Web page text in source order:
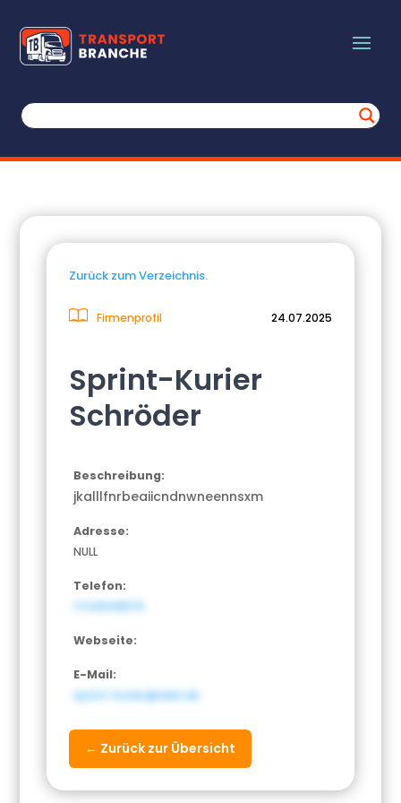
Zurück zum Verzeichnis.
Firmenprofil 24.07.2025
Sprint-Kurier
Schröder
Beschreibung:
jkalllfnrbeaiicndnwneennsxm
Adresse:
NULL
Telefon:
1744649876
Webseite:
E-Mail:
sprint-kurier@web.de
← Zurück zur Übersicht